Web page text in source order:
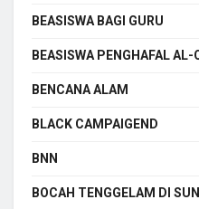
BEASISWA BAGI GURU
BEASISWA PENGHAFAL AL-
BENCANA ALAM
BLACK CAMPAIGEND
BNN
BOCAH TENGGELAM DI